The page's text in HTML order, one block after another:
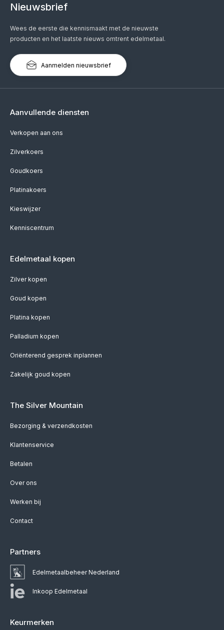
Nieuwsbrief
Wees de eerste die kennismaakt met de nieuwste
producten en het laatste nieuws omtrent edelmetaal.
Aanmelden nieuwsbrief
Aanvullende diensten
Verkopen aan ons
Zilverkoers
Goudkoers
Platinakoers
Kieswijzer
Kenniscentrum
Edelmetaal kopen
Zilver kopen
Goud kopen
Platina kopen
Palladium kopen
Oriënterend gesprek inplannen
Zakelijk goud kopen
The Silver Mountain
Bezorging & verzendkosten
Klantenservice
Betalen
Over ons
Werken bij
Contact
Partners
Edelmetaalbeheer Nederland
Inkoop Edelmetaal
Keurmerken